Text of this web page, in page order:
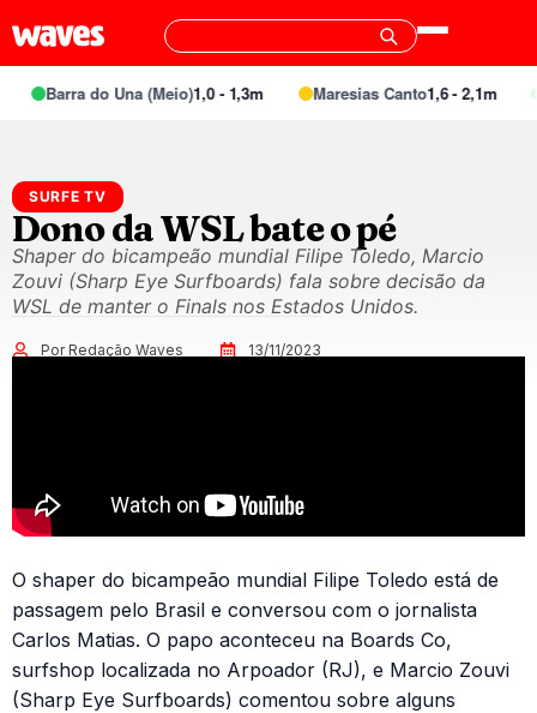
Barra do Una (Meio)1,0 - 1,3m Maresias Canto1,6 - 2,1m
SURFE TV
Dono da WSL bate o pé
Shaper do bicampeão mundial Filipe Toledo, Marcio
Zouvi (Sharp Eye Surfboards) fala sobre decisão da
WSL de manter o Finals nos Estados Unidos.
Por Redação Waves 13/11/2023
O shaper do bicampeão mundial Filipe Toledo está de
passagem pelo Brasil e conversou com o jornalista
Carlos Matias. O papo aconteceu na Boards Co,
surfshop localizada no Arpoador (RJ), e Marcio Zouvi
(Sharp Eye Surfboards) comentou sobre alguns